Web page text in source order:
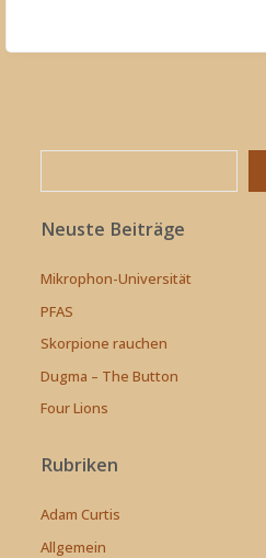
Neuste Beiträge
Mikrophon-Universität
PFAS
Skorpione rauchen
Dugma – The Button
Four Lions
Rubriken
Adam Curtis
Allgemein